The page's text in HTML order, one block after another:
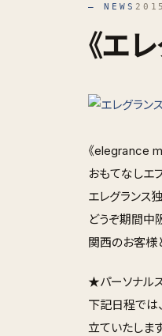
— NEWS
《エ
《elegrance
おもてなしエ
エレグランス
どうぞ期間中
関西のお客様
★パーソナル
下記日程では
立ていたします